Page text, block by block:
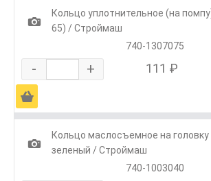
1
Кольцо уплотнительное (на
65) / Строймаш
740-1307075
- + 111 ₽
Ä
1
Кольцо маслосъемное на головку
зеленый / Строймаш
740-1003040